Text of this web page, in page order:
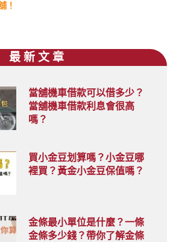
！
最新文章
當舖機車借款可以借多少？
當舖機車借款利息會很高
嗎？
買小金豆划算嗎？小金豆哪
裡買？黃金小金豆保值嗎？
金條最小單位是什麼？一條
金條多少錢？帶你了解金條